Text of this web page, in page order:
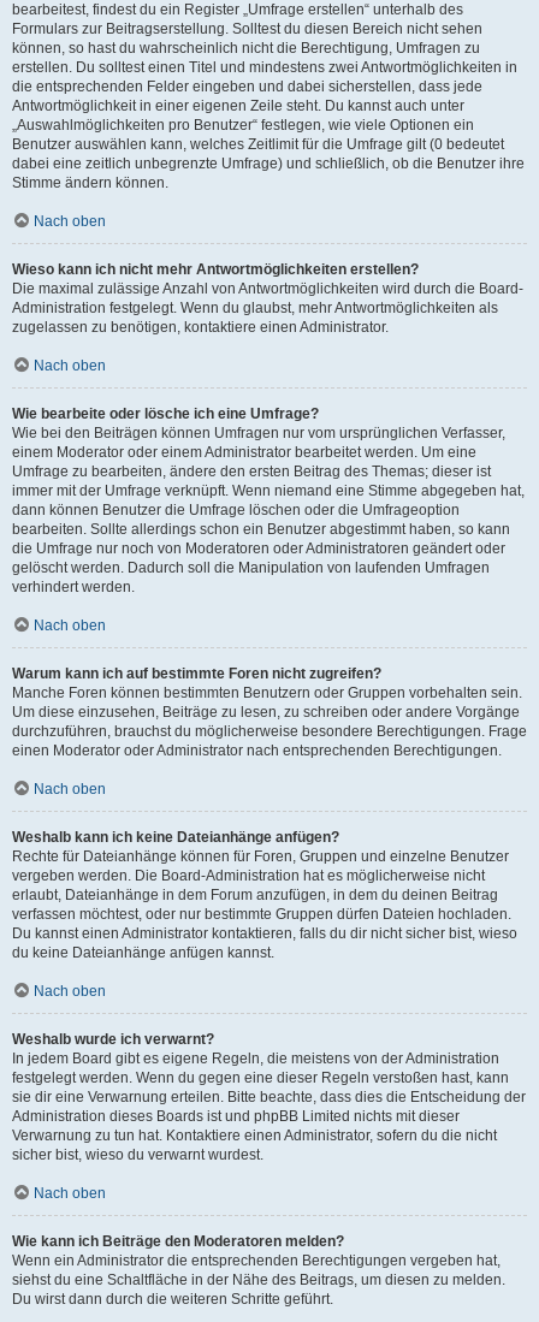
bearbeitest, findest du ein Register „Umfrage erstellen“ unterhalb des
Formulars zur Beitragserstellung. Solltest du diesen Bereich nicht sehen
können, so hast du wahrscheinlich nicht die Berechtigung, Umfragen zu
erstellen. Du solltest einen Titel und mindestens zwei Antwortmöglichkeiten in
die entsprechenden Felder eingeben und dabei sicherstellen, dass jede
Antwortmöglichkeit in einer eigenen Zeile steht. Du kannst auch unter
„Auswahlmöglichkeiten pro Benutzer“ festlegen, wie viele Optionen ein
Benutzer auswählen kann, welches Zeitlimit für die Umfrage gilt (0 bedeutet
dabei eine zeitlich unbegrenzte Umfrage) und schließlich, ob die Benutzer ihre
Stimme ändern können.
Nach oben
Wieso kann ich nicht mehr Antwortmöglichkeiten erstellen?
Die maximal zulässige Anzahl von Antwortmöglichkeiten wird durch die Board-
Administration festgelegt. Wenn du glaubst, mehr Antwortmöglichkeiten als
zugelassen zu benötigen, kontaktiere einen Administrator.
Nach oben
Wie bearbeite oder lösche ich eine Umfrage?
Wie bei den Beiträgen können Umfragen nur vom ursprünglichen Verfasser,
einem Moderator oder einem Administrator bearbeitet werden. Um eine
Umfrage zu bearbeiten, ändere den ersten Beitrag des Themas; dieser ist
immer mit der Umfrage verknüpft. Wenn niemand eine Stimme abgegeben hat,
dann können Benutzer die Umfrage löschen oder die Umfrageoption
bearbeiten. Sollte allerdings schon ein Benutzer abgestimmt haben, so kann
die Umfrage nur noch von Moderatoren oder Administratoren geändert oder
gelöscht werden. Dadurch soll die Manipulation von laufenden Umfragen
verhindert werden.
Nach oben
Warum kann ich auf bestimmte Foren nicht zugreifen?
Manche Foren können bestimmten Benutzern oder Gruppen vorbehalten sein.
Um diese einzusehen, Beiträge zu lesen, zu schreiben oder andere Vorgänge
durchzuführen, brauchst du möglicherweise besondere Berechtigungen. Frage
einen Moderator oder Administrator nach entsprechenden Berechtigungen.
Nach oben
Weshalb kann ich keine Dateianhänge anfügen?
Rechte für Dateianhänge können für Foren, Gruppen und einzelne Benutzer
vergeben werden. Die Board-Administration hat es möglicherweise nicht
erlaubt, Dateianhänge in dem Forum anzufügen, in dem du deinen Beitrag
verfassen möchtest, oder nur bestimmte Gruppen dürfen Dateien hochladen.
Du kannst einen Administrator kontaktieren, falls du dir nicht sicher bist, wieso
du keine Dateianhänge anfügen kannst.
Nach oben
Weshalb wurde ich verwarnt?
In jedem Board gibt es eigene Regeln, die meistens von der Administration
festgelegt werden. Wenn du gegen eine dieser Regeln verstoßen hast, kann
sie dir eine Verwarnung erteilen. Bitte beachte, dass dies die Entscheidung der
Administration dieses Boards ist und phpBB Limited nichts mit dieser
Verwarnung zu tun hat. Kontaktiere einen Administrator, sofern du die nicht
sicher bist, wieso du verwarnt wurdest.
Nach oben
Wie kann ich Beiträge den Moderatoren melden?
Wenn ein Administrator die entsprechenden Berechtigungen vergeben hat,
siehst du eine Schaltfläche in der Nähe des Beitrags, um diesen zu melden.
Du wirst dann durch die weiteren Schritte geführt.